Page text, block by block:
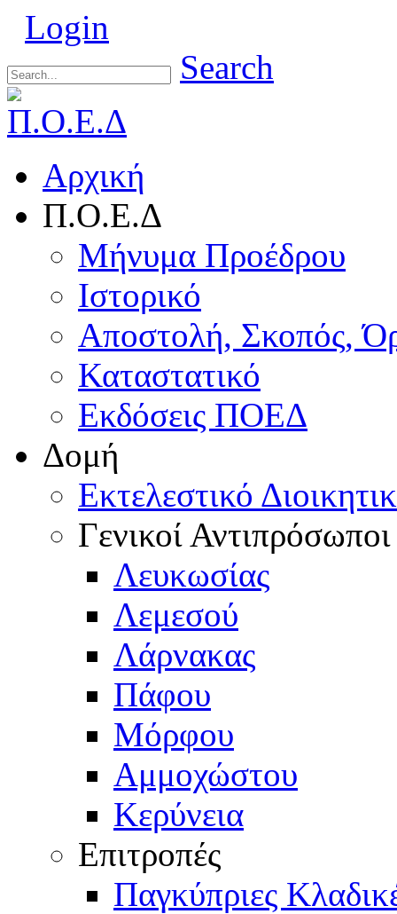
Login
Search
Αρχική
Π.Ο.Ε.Δ
Μήνυμα Προέδρου
Ιστορικό
Αποστολή, Σκοπός,
Καταστατικό
Εκδόσεις ΠΟΕΔ
Δομή
Εκτελεστικό
Γενικοί Αντιπρόσωποι
Λευκωσίας
Λεμεσού
Λάρνακας
Πάφου
Μόρφου
Αμμοχώστου
Κερύνεια
Επιτροπές
Παγκύπριες